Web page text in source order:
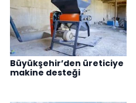
Büyükşehir’den üreticiye
makine desteği